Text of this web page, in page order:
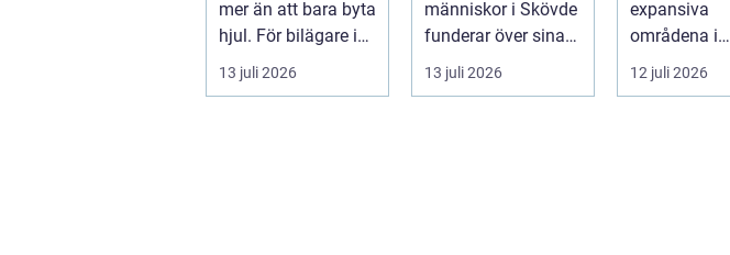
mer än att bara byta
hjul. För bilägare i
Stockholm handlar
valet av däck...
13 juli 2026
människor i Skövde
funderar över sina
tänder, men skjuter
upp att gör...
13 juli 2026
expansiva
områdena i
Stockholms
är b...
12 juli 2026